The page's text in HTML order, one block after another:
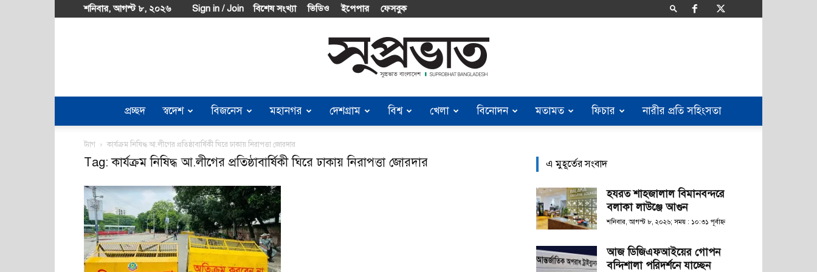
শনিবার, আগস্ট ৮, ২০২৬ Sign in / Join বিশেষ সংখ্যা ভিডিও ইপেপার ফেসবুক
Suprobhat
প্রচ্ছদ স্বদেশ বিজনেস মহানগর দেশগ্রাম বিশ্ব খেলা বিনোদন মতামত ফিচার নারীর প্রতি সহিংসতা
ট্যাগ কার্যক্রম নিষিদ্ধ আ.লীগের প্রতিষ্ঠাবার্ষিকী ঘিরে ঢাকায় নিরাপত্তা জোরদার
Tag: কার্যক্রম নিষিদ্ধ আ.লীগের প্রতিষ্ঠাবার্ষিকী ঘিরে ঢাকায় নিরাপত্তা জোরদার এ মুহূর্তের সংবাদ
হযরত শাহজালাল বিমানবন্দরে
বলাকা লাউঞ্জে আগুন
শনিবার, আগস্ট ৮, ২০২৬; সময় : ১০:৩১ পূর্বাহ্ণ
আজ ডিজিএফআইয়ের গোপন
বন্দিশালা পরিদর্শনে যাচ্ছেন